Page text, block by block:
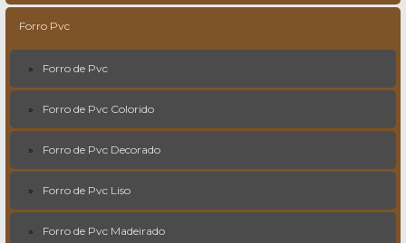
Forro Pvc
Forro de Pvc
Forro de Pvc Colorido
Forro de Pvc Decorado
Forro de Pvc Liso
Forro de Pvc Madeirado